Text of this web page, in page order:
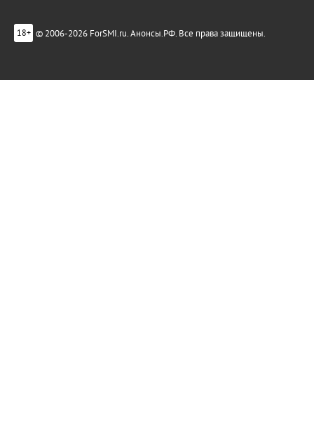
18+ © 2006-2026 ForSMI.ru. Анонсы.РФ. Все права защищены.